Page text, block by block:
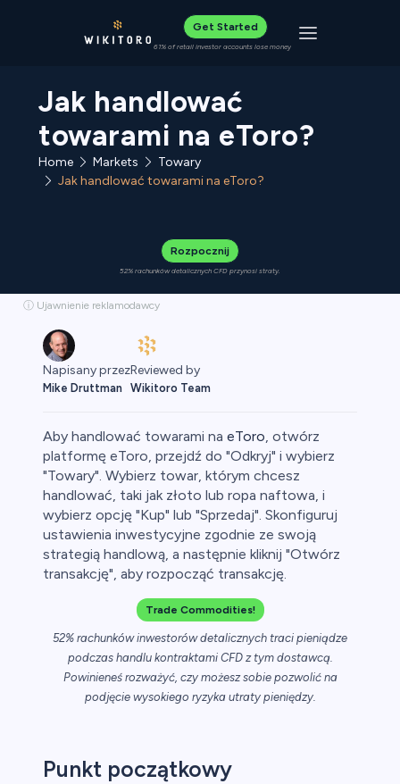
Get Started
61% of retail investor accounts lose money Toggle
Jak handlować
towarami na eToro?
Home Markets
Towary
Jak handlować towarami na eToro?
Rozpocznij
52% rachunków detalicznych CFD przynosi straty.
ⓘ Ujawnienie reklamodawcy
Napisany przez
Mike Druttman
Reviewed by
Wikitoro Team
Aby handlować towarami na eToro, otwórz
platformę eToro, przejdź do "Odkryj" i wybierz
"Towary". Wybierz towar, którym chcesz
handlować, taki jak złoto lub ropa naftowa, i
wybierz opcję "Kup" lub "Sprzedaj". Skonfiguruj
ustawienia inwestycyjne zgodnie ze swoją
strategią handlową, a następnie kliknij "Otwórz
transakcję", aby rozpocząć transakcję.
Trade Commodities!
52% rachunków inwestorów detalicznych traci pieniądze
podczas handlu kontraktami CFD z tym dostawcą.
Powinieneś rozważyć, czy możesz sobie pozwolić na
podjęcie wysokiego ryzyka utraty pieniędzy.
Punkt początkowy